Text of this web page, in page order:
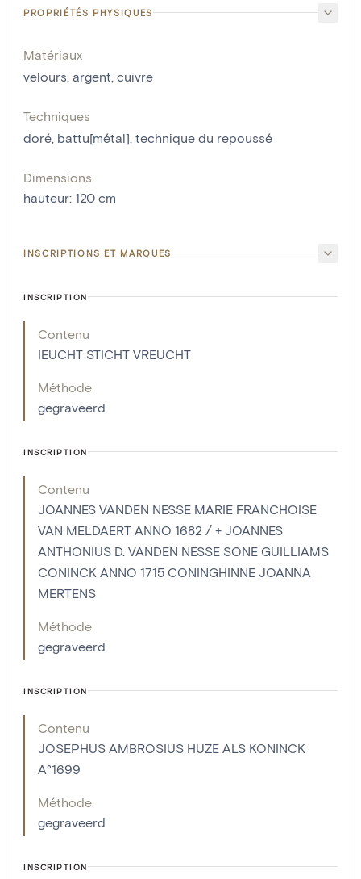
PROPRIÉTÉS PHYSIQUES
Matériaux
velours, argent, cuivre
Techniques
doré, battu[métal], technique du repoussé
Dimensions
hauteur: 120 cm
INSCRIPTIONS ET MARQUES
INSCRIPTION
Contenu
IEUCHT STICHT VREUCHT
Méthode
gegraveerd
INSCRIPTION
Contenu
JOANNES VANDEN NESSE MARIE FRANCHOISE
VAN MELDAERT ANNO 1682 / + JOANNES
ANTHONIUS D. VANDEN NESSE SONE GUILLIAMS
CONINCK ANNO 1715 CONINGHINNE JOANNA
MERTENS
Méthode
gegraveerd
INSCRIPTION
Contenu
JOSEPHUS AMBROSIUS HUZE ALS KONINCK
A°1699
Méthode
gegraveerd
INSCRIPTION